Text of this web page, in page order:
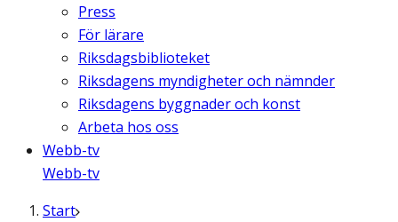
Press
För lärare
Riksdagsbiblioteket
Riksdagens myndigheter och nämnder
Riksdagens byggnader och konst
Arbeta hos oss
Webb-tv
Webb-tv
Start